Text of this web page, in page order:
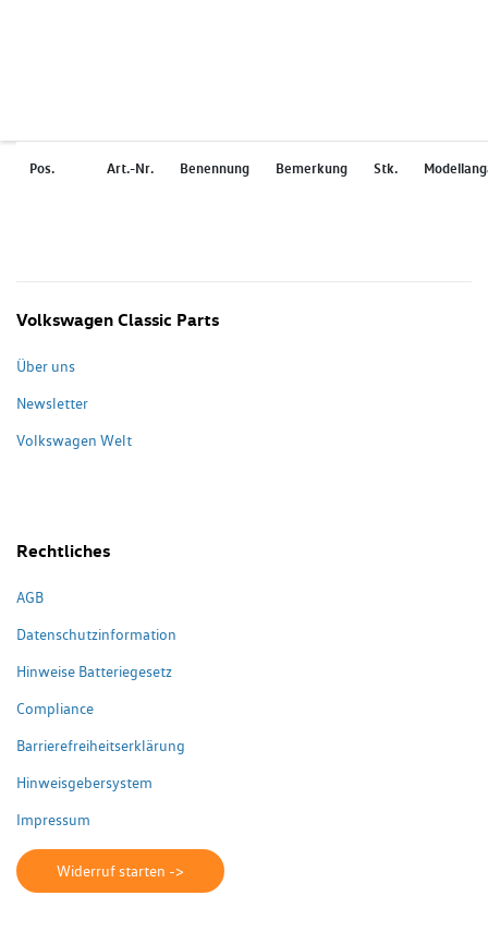
Pos. Art.-Nr. Benennung Bemerkung Stk.
Volkswagen Classic Parts
Über uns
Newsletter
Volkswagen Welt
Rechtliches
AGB
Datenschutzinformation
Hinweise Batteriegesetz
Compliance
Barrierefreiheitserklärung
Hinweisgebersystem
Impressum
Widerruf starten ->